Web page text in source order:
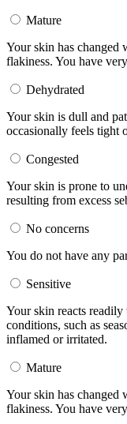
Mature
Your skin has changed
flakiness. You have
Dehydrated
Your skin is dull and
occasionally feels tight
Congested
Your skin is prone to
resulting from excess
No concerns
You do not have any
Sensitive
Your skin reacts
conditions, such as
inflamed or irritated.
Mature
Your skin has changed
flakiness. You have